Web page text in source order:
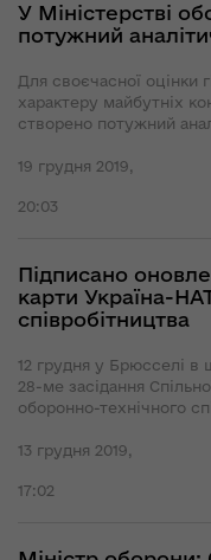
У Міністерстві
потужний
Для своєчасної оцінки
характеру майбутніх
створено потужний
Олександр Поліщук під
України.
19 грудня 2019,
20:03
Підписано
карти Україна-
співробітництва
12 грудня у Брюсселі
28-ме засідання
оборонно-технічного
оборони України
оборонних інвестицій
13 грудня 2019,
17:02